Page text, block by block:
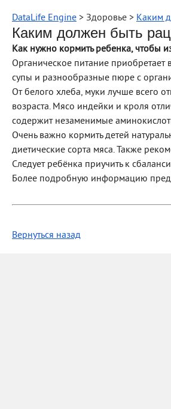
DataLife Engine > Здоровье > Каким
Каким должен быть
Как нужно кормить ребенка, чтобы
Органическое питание
супы и разнообразные пюре с
От белого хлеба, муки лучше всего
возраста. Мясо индейки и кроля
содержит незаменимые
Очень важно кормить детей
диетические сорта мяса. Также
Следует ребёнка приучить к
Более подробную информацию
Вернуться назад